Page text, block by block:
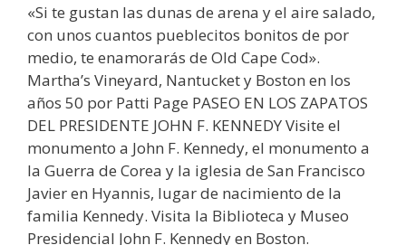
«Si te gustan las dunas de arena y el aire salado,
con unos cuantos pueblecitos bonitos de por
medio, te enamorarás de Old Cape Cod».
Martha’s Vineyard, Nantucket y Boston en los
años 50 por Patti Page PASEO EN LOS ZAPATOS
DEL PRESIDENTE JOHN F. KENNEDY Visite el
monumento a John F. Kennedy, el monumento a
la Guerra de Corea y la iglesia de San Francisco
Javier en Hyannis, lugar de nacimiento de la
familia Kennedy. Visita la Biblioteca y Museo
Presidencial John F. Kennedy en Boston.